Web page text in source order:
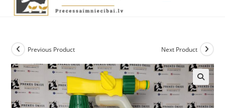
Previous Product Next Product